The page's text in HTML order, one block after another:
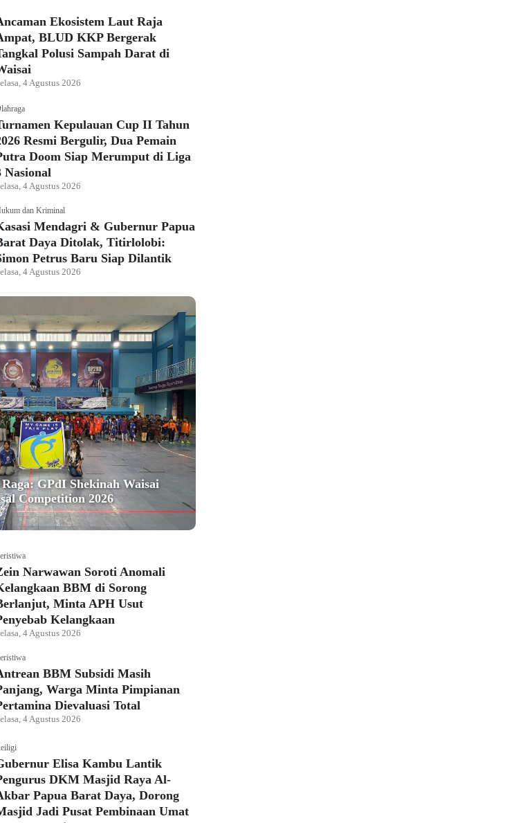
Ekosistem Laut Raja
BLUD KKP Bergerak
Polusi Sampah Darat di
4 Agustus 2026
Kepulauan Cup II Tahun
Resmi Bergulir, Dua Pemain
Doom Siap Merumput di Liga
Nasional
4 Agustus 2026
dan Kriminal
Mendagri & Gubernur Papua
Daya Ditolak, Titirlolobi:
Petrus Baru Siap Dilantik
4 Agustus 2026
GPdI Shekinah Waisai
Competition 2026
Narwawan Soroti Anomali
BBM di Sorong
Minta APH Usut
Kelangkaan
4 Agustus 2026
BBM Subsidi Masih
Warga Minta Pimpianan
Dievaluasi Total
4 Agustus 2026
Elisa Kambu Lantik
DKM Masjid Raya Al-
Papua Barat Daya, Dorong
Jadi Pusat Pembinaan Umat